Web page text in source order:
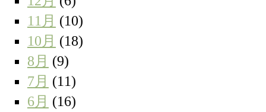
11月 (10)
10月 (18)
8月 (9)
7月 (11)
6月 (16)